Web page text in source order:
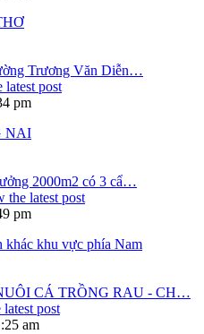
Trương Văn Diễn…
latest post
pm
NAI
2000m2 có 3 cẩ…
the latest post
pm
khác khu vực phía Nam
CÁ TRỒNG RAU - CH…
post
am